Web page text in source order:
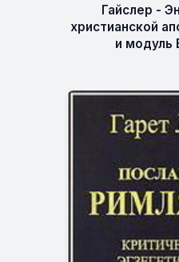
Гайслер -
христианской
и модуль